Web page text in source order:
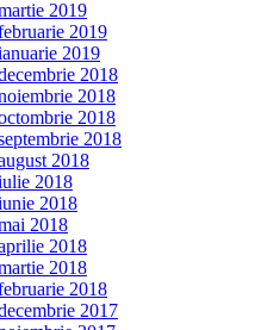
2019
2019
2019
2018
2018
2018
2018
2018
2018
2018
2018
2018
2018
2018
2017